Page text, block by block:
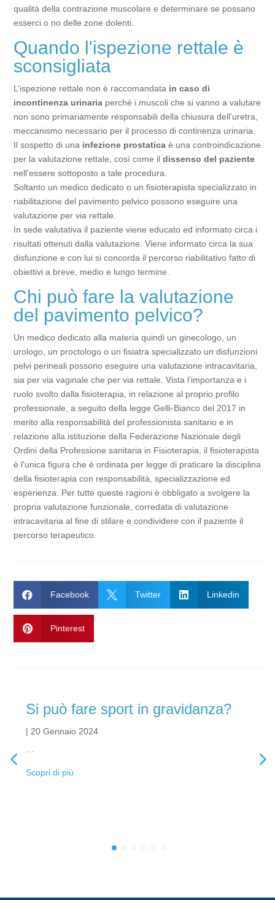
qualità della contrazione muscolare e determinare se possano
esserci o no delle zone dolenti.
Quando l'ispezione rettale è
sconsigliata
L’ispezione rettale non è raccomandata in caso di
incontinenza urinaria perché i muscoli che si vanno a valutare
non sono primariamente responsabili della chiusura dell’uretra,
meccanismo necessario per il processo di continenza urinaria.
Il sospetto di una infezione prostatica è una controindicazione
per la valutazione rettale, così come ildissenso del paziente
nell’essere sottoposto a tale procedura.
Soltanto un medico dedicato o un fisioterapista specializzato in
riabilitazione del pavimento pelvico possono eseguire una
valutazione per via rettale.
In sede valutativa il paziente viene educato ed informato circa i
risultati ottenuti dalla valutazione. Viene informato circa la sua
disfunzione e con lui si concorda il percorso riabilitativo fatto di
obiettivi a breve, medio e lungo termine.
Chi può fare la valutazione
del pavimento pelvico?
Un medico dedicato alla materia quindi un ginecologo, un
urologo, un proctologo o un fisiatra specializzato un disfunzioni
pelvi perineali possono eseguire una valutazione intracavitaria,
sia per via vaginale che per via rettale. Vista l’importanza e i
ruolo svolto dalla fisioterapia, in relazione al proprio profilo
professionale, a seguito della legge Gelli-Bianco del 2017 in
merito alla responsabilità del professionista sanitario e in
relazione alla istituzione della Federazione Nazionale degli
Ordini della Professione sanitaria in Fisioterapia, il fisioterapista
è l’unica figura che è ordinata per legge di praticare la disciplina
della fisioterapia con responsabilità, specializzazione ed
esperienza. Per tutte queste ragioni è obbligato a svolgere la
propria valutazione funzionale, corredata di valutazione
intracavitaria al fine di stilare e condividere con il paziente il
percorso terapeutico.
 Facebook  Twitter  Linkedin
 Pinterest
Si può fare sport in gravidanza?
| 20 Gennaio 2024
Scopri di più